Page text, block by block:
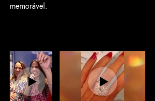
memorável.